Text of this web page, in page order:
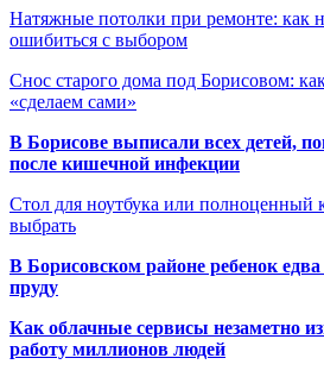
Натяжные потолки при ремонте: как
ошибиться с выбором
Снос старого дома под Борисовом:
«сделаем сами»
В Борисове выписали всех детей,
после кишечной инфекции
Стол для ноутбука или полноценный
выбрать
В Борисовском районе ребенок
пруду
Как облачные сервисы незаметно
работу миллионов людей